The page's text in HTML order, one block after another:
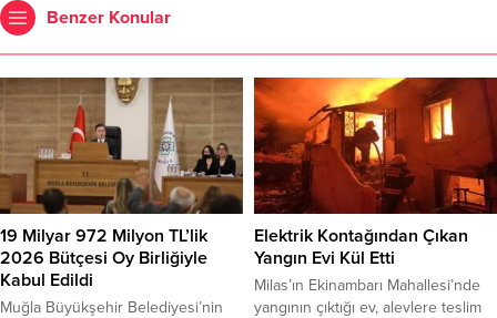
Benzer Konular
19 Milyar 972 Milyon TL’lik
2026 Bütçesi Oy Birliğiyle
Kabul Edildi
Muğla Büyükşehir Belediyesi’nin
Elektrik Kontağından Çıkan
Yangın Evi Kül Etti
Milas’ın Ekinambarı Mahallesi’nde
yangının çıktığı ev, alevlere teslim